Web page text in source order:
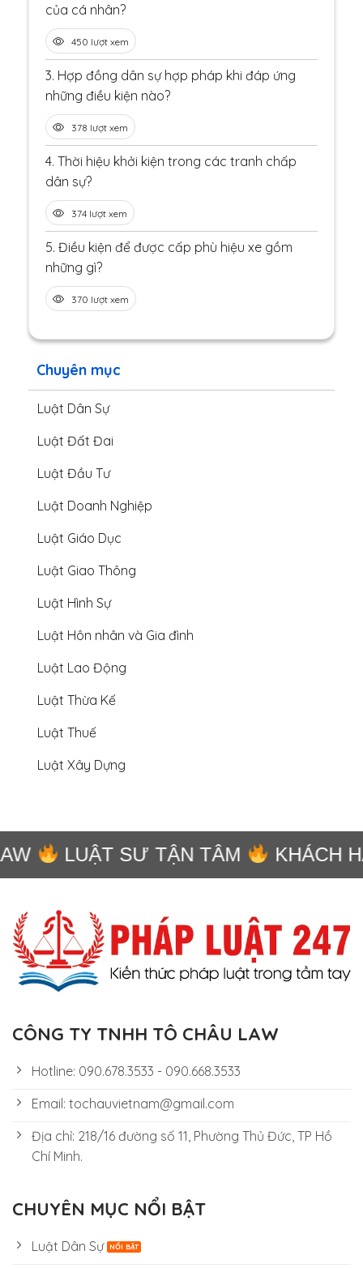
Chuyên mục
Luật Dân Sự
Luật Đất Đai
Luật Đầu Tư
Luật Doanh Nghiệp
Luật Giáo Dục
Luật Giao Thông
Luật Hình Sự
Luật Hôn nhân và Gia đình
Luật Lao Động
Luật Thừa Kế
Luật Thuế
Luật Xây Dựng
của cá nhân?
450 lượt xem
3. Hợp đồng dân sự hợp pháp khi đáp ứng
những điều kiện nào?
378 lượt xem
4. Thời hiệu khởi kiện trong các tranh chấp
dân sự?
374 lượt xem
5. Điều kiện để được cấp phù hiệu xe gồm
những gì?
370 lượt xem
LUẬT SƯ TẬN TÂM KHÁCH
CÔNG TY TNHH TÔ CHÂU LAW
Hotline: 090.678.3533 - 090.668.3533
Email: tochauvietnam@gmail.com
Địa chỉ: 218/16 đường số 11, Phường Thủ Đức, TP Hồ
Chí Minh.
CHUYÊN MỤC NỔI BẬT
Luật Dân Sự